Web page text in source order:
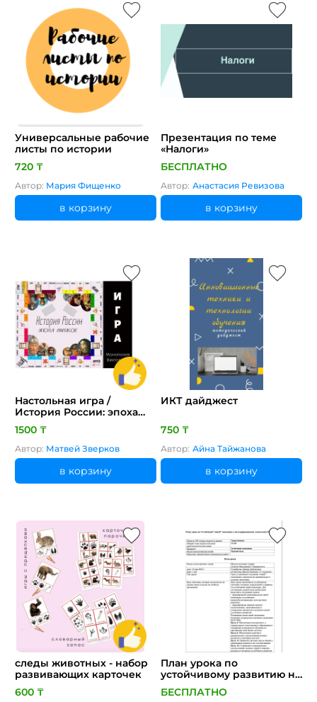
Универсальные рабочие
листы по истории
720 ₸
Автор: Мария Фищенко
в корзину
Презентация по теме
«Налоги»
БЕСПЛАТНО
Автор: Анастасия Ревизова
в корзину
Настольная игра /
История России: эпоха
Рюриков
1500 ₸
Автор: Матвей Зверков
в корзину
ИКТ дайджест
750 ₸
Автор: Айна Тайжанова
в корзину
следы животных - набор
развивающих карточек
600 ₸
План урока по
устойчивому развитию на
тему "Синяя экономика" с
интегрированными
БЕСПЛАТНО